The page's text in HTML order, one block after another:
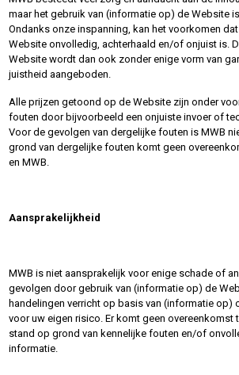
maar het gebruik van (informatie op) de Website
Ondanks onze inspanning, kan het voorkomen
Website onvolledig, achterhaald en/of onjuist is.
Website wordt dan ook zonder enige vorm van
juistheid aangeboden.
Alle prijzen getoond op de Website zijn onder
fouten door bijvoorbeeld een onjuiste invoer of
Voor de gevolgen van dergelijke fouten is MWB
grond van dergelijke fouten komt geen
en MWB.
Aansprakelijkheid
MWB is niet aansprakelijk voor enige schade of
gevolgen door gebruik van (informatie op) de
handelingen verricht op basis van (informatie op)
voor uw eigen risico. Er komt geen overeenkomst
stand op grond van kennelijke fouten en/of
informatie.